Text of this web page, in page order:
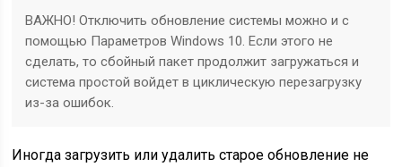
ВАЖНО! Отключить обновление системы можно и с
помощью Параметров Windows 10. Если этого не
сделать, то сбойный пакет продолжит загружаться и
система простой войдет в циклическую перезагрузку
из-за ошибок.
Иногда загрузить или удалить старое обновление не